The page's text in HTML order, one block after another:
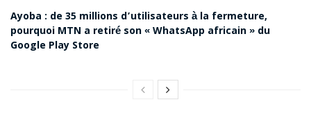
Ayoba : de 35 millions d’utilisateurs à la fermeture,
pourquoi MTN a retiré son « WhatsApp africain » du
Google Play Store